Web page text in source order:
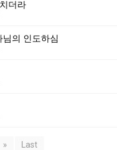
더라
의 인도하심
» Last